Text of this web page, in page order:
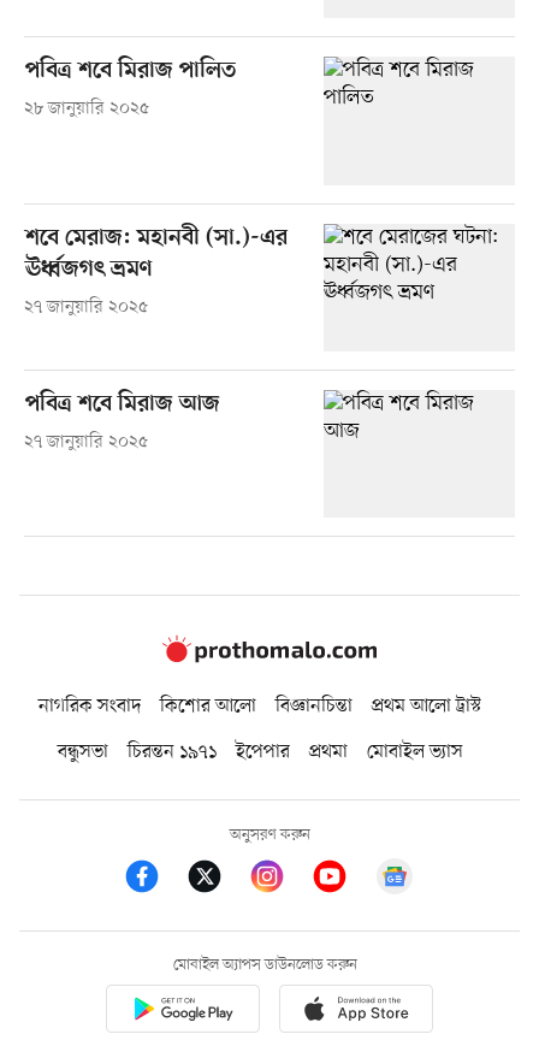
পবিত্র শবে মিরাজ পালিত
২৮ জানুয়ারি ২০২৫
শবে মেরাজ: মহানবী (সা.)-এর
ঊর্ধ্বজগৎ ভ্রমণ
২৭ জানুয়ারি ২০২৫
পবিত্র শবে মিরাজ আজ
২৭ জানুয়ারি ২০২৫
নাগরিক সংবাদ কিশোর আলো বিজ্ঞানচিন্তা
প্রথম আলো ট্রাস্ট
বন্ধুসভা
চিরন্তন ১৯৭১ ইপেপার প্রথমা মোবাইল ভ্যাস
অনুসরণ করুন
মোবাইল অ্যাপস ডাউনলোড করুন